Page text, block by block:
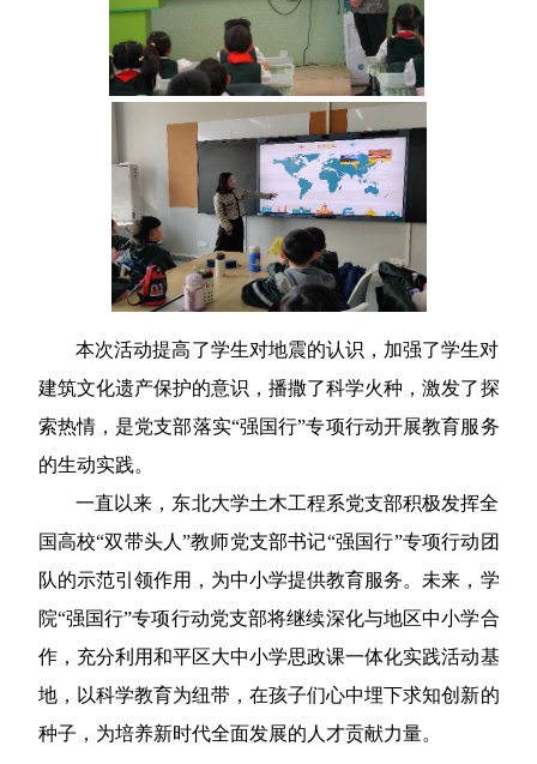
本次活动提高了学生对地震的认识，加强了学生对
建筑文化遗产保护的意识，播撒了科学火种，激发了探
索热情，是党支部落实“强国行”专项行动开展教育服务
的生动实践。
一直以来，东北大学土木工程系党支部积极发挥全
国高校“双带头人”教师党支部书记“强国行”专项行动团
队的示范引领作用，为中小学提供教育服务。未来，学
院“强国行”专项行动党支部将继续深化与地区中小学合
作，充分利用和平区大中小学思政课一体化实践活动基
地，以科学教育为纽带，在孩子们心中埋下求知创新的
种子，为培养新时代全面发展的人才贡献力量。